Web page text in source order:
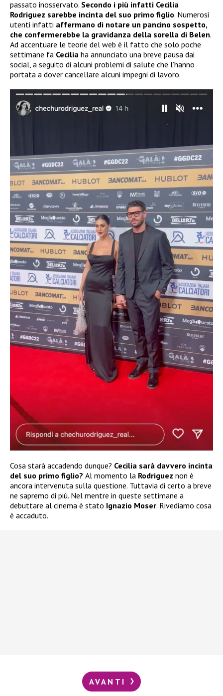
passato inosservato. Secondo i più infatti Cecilia
Rodriguez sarebbe incinta del suo primo figlio. Numerosi
utenti infatti affermano di notare un pancino sospetto,
che confermerebbe la gravidanza della sorella di Belen.
Ad accentuare le teorie del web è il fatto che solo poche
settimane fa Cecilia ha annunciato una breve pausa dai
social, a seguito di alcuni problemi di salute che l’hanno
portata a dover cancellare alcuni impegni di lavoro.
Cosa starà accadendo dunque? Cecilia sarà davvero incinta
del suo primo figlio? Al momento la Rodriguez non è
ancora intervenuta sulla questione. Tuttavia di certo a breve
ne sapremo di più. Nel mentre in queste settimane a
debuttare al cinema è stato Ignazio Moser. Rivediamo cosa
è accaduto.
AVANTI